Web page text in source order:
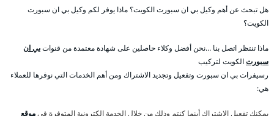
هل تبحث عن أهم وكيل بي ان سبورت الكويت؟ ماذا يوفر لكم وكيل بي ان سبورت
الكويت؟
ماذا تنتظر اتصل بنا …نحن أفضل وكلاء حاصلين على شهادة معتمدة من قنواتبي ان
سبورتالكويت لتركيب
رسيفرات بي ان سبورت وتفعيل وتجديد الاشتراك ومن أهم الخدمات التي نوفرها للعملاء
هي:
يمكنك تفعيل الاشتراك أينما كنتم وذلك من خلال الخدمة الكترونية المتوفرة فيموقع